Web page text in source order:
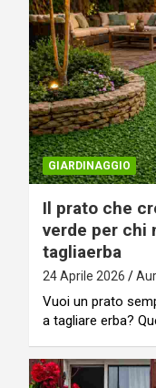
GIARDINAGGIO
Il prato che
verde per chi
tagliaerba
24 Aprile 2026
Vuoi un prato
a tagliare erba?